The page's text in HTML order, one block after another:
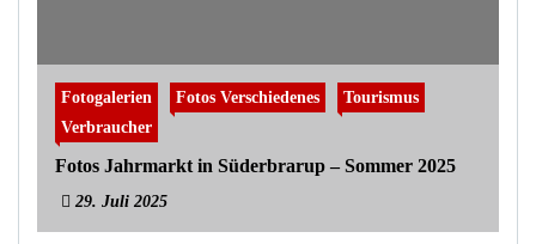
Fotogalerien Fotos Verschiedenes
Tourismus
Verbraucher
Fotos Jahrmarkt in Süderbrarup – Sommer 2025
29. Juli 2025